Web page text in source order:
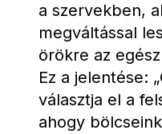
a szervekben,
megváltással
örökre az
Ez a jelentése:
választja el a
ahogy